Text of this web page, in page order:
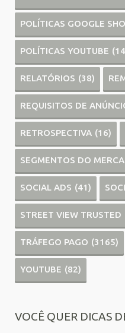
POLÍTICAS GOOGLE
POLÍTICAS YOUTUBE
RELATÓRIOS (38)
REQUISITOS DE
RETROSPECTIVA (16)
SEGMENTOS DO
SOCIAL ADS (41)
STREET VIEW TRUSTED
TRÁFEGO PAGO (3165)
YOUTUBE (82)
VOCÊ QUER DICAS